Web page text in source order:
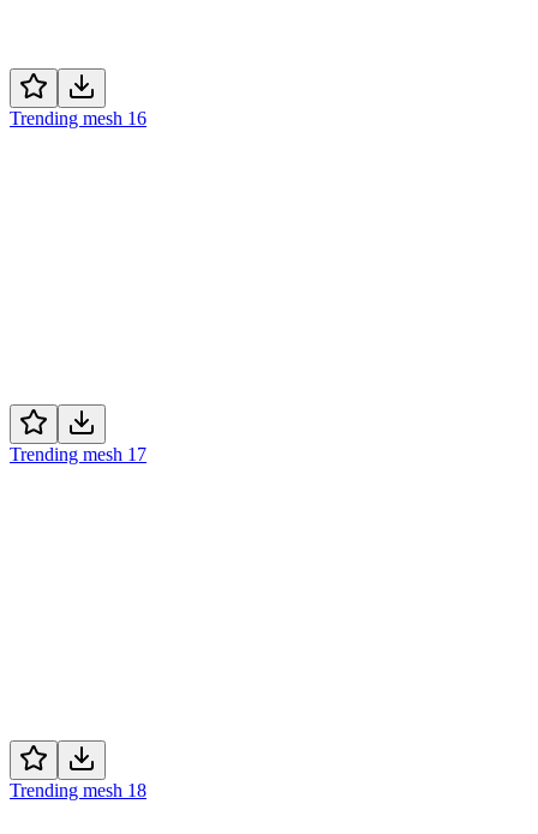
Trending mesh 16
Trending mesh 17
Trending mesh 18